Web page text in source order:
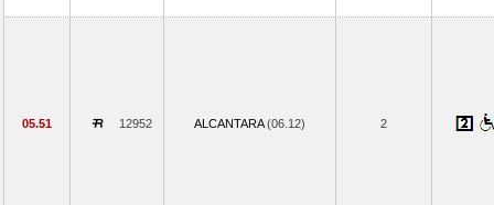
05.51 12952 ALCANTARA(06.12) 2